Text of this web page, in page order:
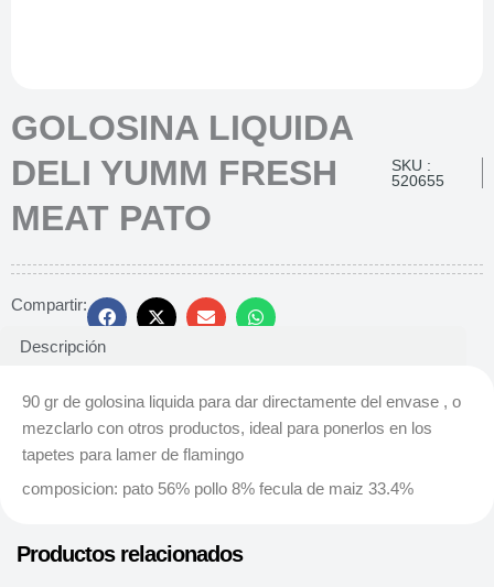
GOLOSINA LIQUIDA
DELI YUMM FRESH
MEAT PATO
SKU :
520655
Compartir:
Descripción
90 gr de golosina liquida para dar directamente del envase , o
mezclarlo con otros productos, ideal para ponerlos en los
tapetes para lamer de flamingo
composicion: pato 56% pollo 8% fecula de maiz 33.4%
Productos relacionados